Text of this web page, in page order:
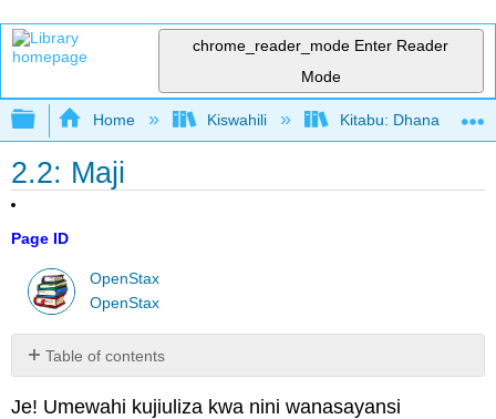
chrome_reader_mode Enter Reader
Mode
Expand/collapse global hierarchy
Home Kiswahili Kitabu: Dhana katika
2.2: Maji
Page ID
OpenStax
OpenStax
Table of contents
ni
Je! Umewahi kujiuliza kwa nini wanasayansi